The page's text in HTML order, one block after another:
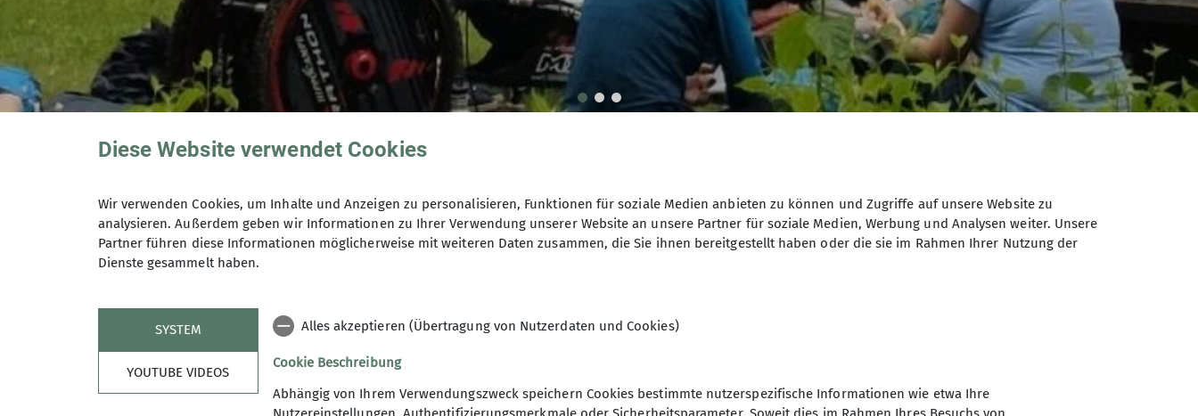
Wanderung durchs Wildtal
News Wanderungen
Am vergangenen Sonntag war unsere inklusive Wandergruppe, die Allpinistas des DAV Freiburg, wieder gemeinsam unterwegs – diesmal
durch das schöne Wildtal bei Freiburg.
Diese Website verwendet Cookies
Wir verwenden Cookies, um Inhalte und Anzeigen zu personalisieren, Funktionen für soziale Medien anbieten zu können und Zugriffe auf unsere Website zu
analysieren. Außerdem geben wir Informationen zu Ihrer Verwendung unserer Website an unsere Partner für soziale Medien, Werbung und Analysen weiter. Unsere
Partner führen diese Informationen möglicherweise mit weiteren Daten zusammen, die Sie ihnen bereitgestellt haben oder die sie im Rahmen Ihrer Nutzung der
Dienste gesammelt haben.
SYSTEM
YOUTUBE VIDEOS
Alles akzeptieren (Übertragung von Nutzerdaten und Cookies)
Cookie Beschreibung
Abhängig von Ihrem Verwendungszweck speichern Cookies bestimmte nutzerspezifische Informationen wie etwa Ihre